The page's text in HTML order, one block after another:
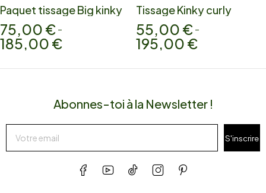
Paquet tissage Big kinky
75,00 € –
185,00 €
Tissage Kinky curly
55,00 € –
195,00 €
Abonnes-toi à la Newsletter !
S'inscrire